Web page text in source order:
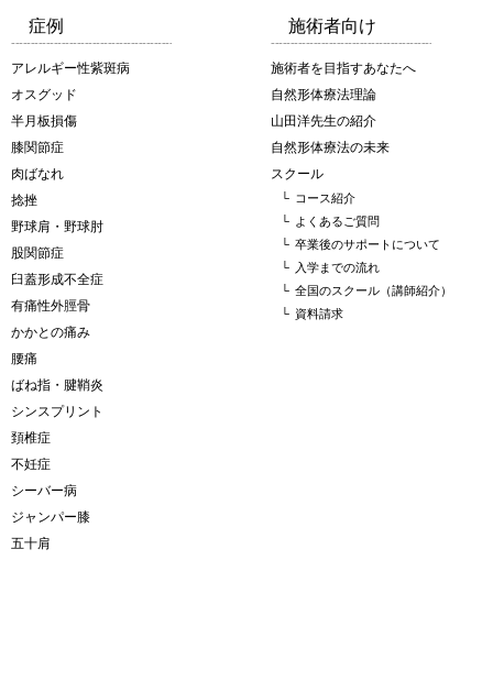
症例
アレルギー性紫斑病
オスグッド
半月板損傷
膝関節症
肉ばなれ
捻挫
野球肩・野球肘
股関節症
臼蓋形成不全症
有痛性外脛骨
かかとの痛み
腰痛
ばね指・腱鞘炎
シンスプリント
頚椎症
不妊症
シーバー病
ジャンパー膝
五十肩
施術者向け
施術者を目指すあなたへ
自然形体療法理論
山田洋先生の紹介
自然形体療法の未来
スクール
└ コース紹介
└ よくあるご質問
└ 卒業後のサポートについて
└ 入学までの流れ
└ 全国のスクール（講師紹介）
└ 資料請求